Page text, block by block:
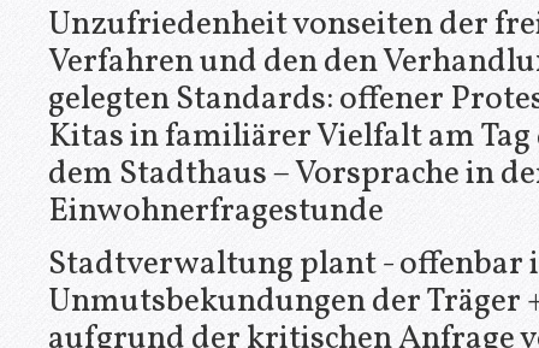
Unzufriedenheit vonseiten der
Verfahren und den den
gelegten Standards: offener
Kitas in familiärer Vielfalt am Tag
dem Stadthaus – Vorsprache in
Einwohnerfragestunde
Stadtverwaltung plant - offenbar
Unmutsbekundungen der Träger